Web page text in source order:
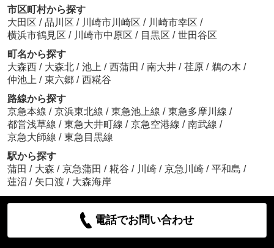
市区町村から探す
大田区 / 品川区 / 川崎市川崎区 / 川崎市幸区 /
横浜市鶴見区 / 川崎市中原区 / 目黒区 / 世田谷区
町名から探す
大森西 / 大森北 / 池上 / 西蒲田 / 南大井 / 荏原 / 鵜の木 /
仲池上 / 東六郷 / 西糀谷
路線から探す
京急本線 / 京浜東北線 / 東急池上線 / 東急多摩川線 /
都営浅草線 / 東急大井町線 / 京急空港線 / 南武線 /
京急大師線 / 東急目黒線
駅から探す
蒲田 / 大森 / 京急蒲田 / 糀谷 / 川崎 / 京急川崎 / 平和島 /
蓮沼 / 矢口渡 / 大森海岸
電話でお問い合わせ